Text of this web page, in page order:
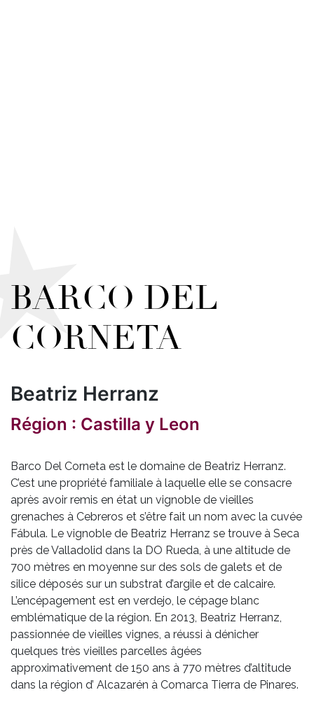
BARCO DEL
CORNETA
Beatriz Herranz
Région : Castilla y Leon
Barco Del Corneta est le domaine de Beatriz Herranz.
C’est une propriété familiale à laquelle elle se consacre
après avoir remis en état un vignoble de vieilles
grenaches à Cebreros et s’être fait un nom avec la cuvée
Fábula. Le vignoble de Beatriz Herranz se trouve à Seca
près de Valladolid dans la DO Rueda, à une altitude de
700 mètres en moyenne sur des sols de galets et de
silice déposés sur un substrat d’argile et de calcaire.
L’encépagement est en verdejo, le cépage blanc
emblématique de la région. En 2013, Beatriz Herranz,
passionnée de vieilles vignes, a réussi à dénicher
quelques très vieilles parcelles âgées
approximativement de 150 ans à 770 mètres d’altitude
dans la région d’ Alcazarén à Comarca Tierra de Pinares.